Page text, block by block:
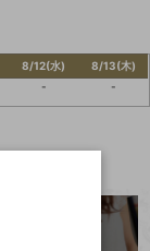
8/12(水)
-
8/13(木)
-